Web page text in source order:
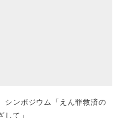
シンポジウム「えん罪救済の
て」